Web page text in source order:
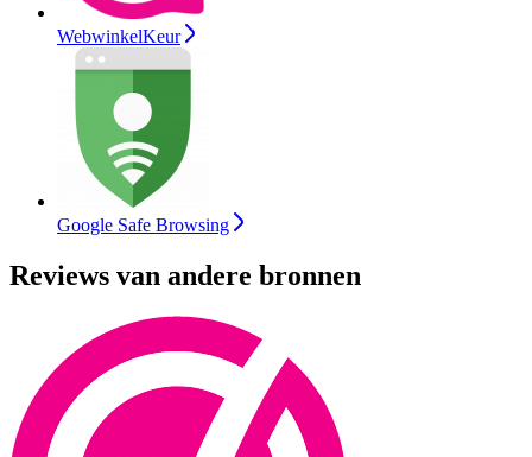
WebwinkelKeur
Google Safe Browsing
Reviews van andere bronnen